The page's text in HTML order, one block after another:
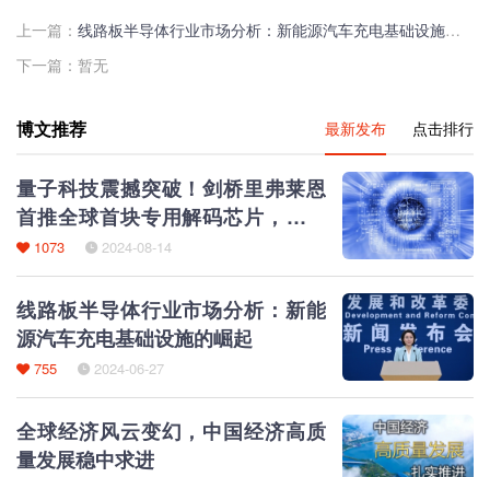
上一篇： 线路板半导体行业市场分析：新能源汽车充电基础设施的崛起
下一篇：暂无
博文推荐 最新发布 点击排行
量子科技震撼突破！剑桥里弗莱恩
首推全球首块专用解码芯片，量子
计算‘斯普特尼克’时刻来临
1073 2024-08-14
线路板半导体行业市场分析：新能
源汽车充电基础设施的崛起
755 2024-06-27
全球经济风云变幻，中国经济高质
量发展稳中求进